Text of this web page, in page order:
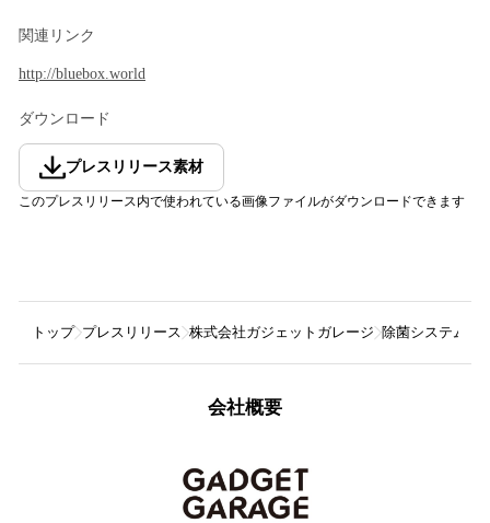
関連リンク
http://bluebox.world
ダウンロード
プレスリリース素材
このプレスリリース内で使われている画像ファイルがダウンロードできます
トップ プレスリリース 株式会社ガジェットガレージ 除菌システムを
会社概要